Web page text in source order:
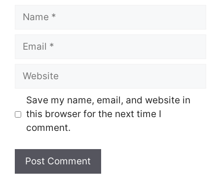
Name
Email
Website
Save my name, email, and website in
this browser for the next time I
comment.